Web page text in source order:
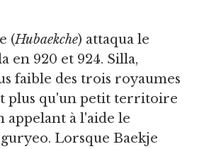
(Hubaekche) attaqua le
en 920 et 924. Silla,
faible des trois royaumes
plus qu'un petit territoire
appelant à l'aide le
Lorsque Baekje